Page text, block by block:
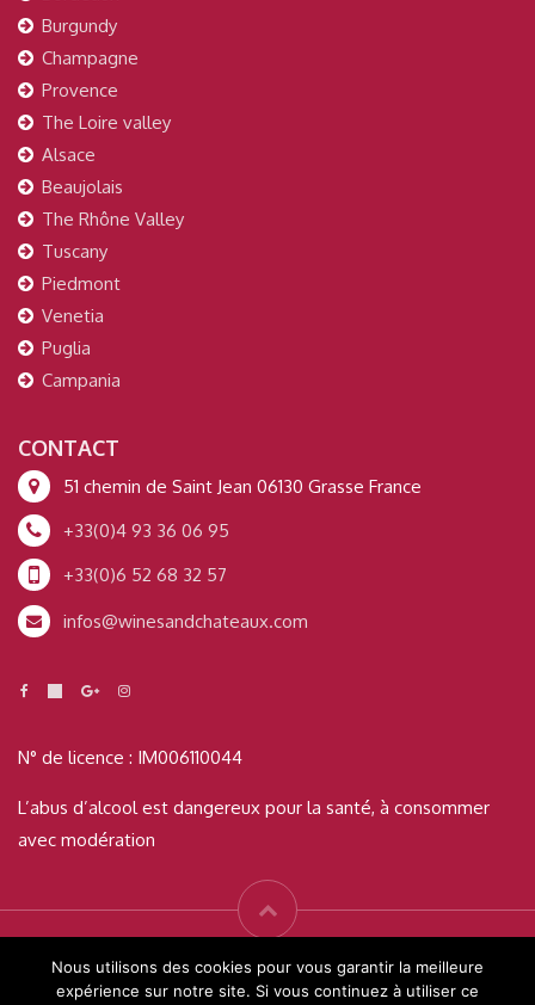
Burgundy
Champagne
Provence
The Loire valley
Alsace
Beaujolais
The Rhône Valley
Tuscany
Piedmont
Venetia
Puglia
Campania
CONTACT
51 chemin de Saint Jean 06130 Grasse France
+33(0)4 93 36 06 95
+33(0)6 52 68 32 57
infos@winesandchateaux.com
N° de licence : IM006110044
L’abus d’alcool est dangereux pour la santé, à consommer
avec modération
© Wines & Châteaux 2019 Tous droits réservés - Créé parReadigital
Nous utilisons des cookies pour vous garantir la meilleure
expérience sur notre site. Si vous continuez à utiliser ce